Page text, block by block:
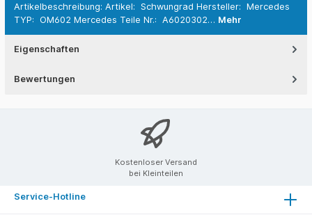
Artikelbeschreibung: Artikel: Schwungrad Hersteller: Mercedes
TYP: OM602 Mercedes Teile Nr.: A6020302… Mehr
Eigenschaften
Bewertungen
Kostenloser Versand
bei Kleinteilen
Service-Hotline